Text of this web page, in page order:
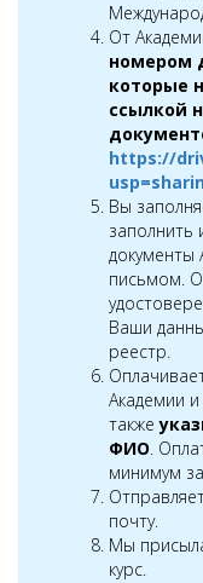
От
номером
которые
ссылкой
https://
Вы
заполнить
документы
письмом.
Ваши
реестр.
Академии
также
ФИО.
минимум
почту.
Мы
курс.